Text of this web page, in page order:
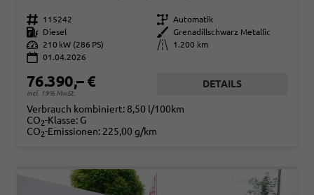
Fahrzeugnr. 115242 Getriebe Automatik
Kraftstoff
Diesel Außenfarbe
Grenadillschwarz Metallic
Leistung
210 kW (286 PS) Kilometerstand
1.200 km
01.04.2026
76.390,– €
incl. 19% MwSt.
DETAILS
Verbrauch kombiniert: 8,50 l/100km
CO2-Klasse: G
CO2-Emissionen: 225,00 g/km